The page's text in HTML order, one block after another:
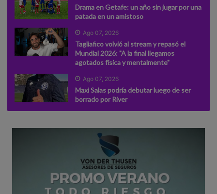
Drama en Getafe: un año sin jugar por una
patada en un amistoso
Ago 07, 2026
Tagliafico volvió al stream y repasó el
Mundial 2026: "A la final llegamos
agotados física y mentalmente"
Ago 07, 2026
Maxi Salas podría debutar luego de ser
borrado por River